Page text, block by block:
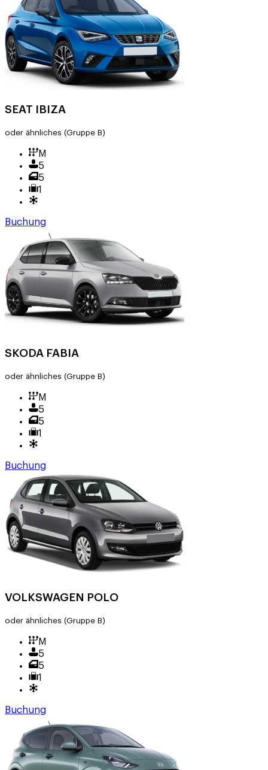
SEAT IBIZA
oder ähnliches (Gruppe B)
M
5
5
1
Buchung
SKODA FABIA
oder ähnliches (Gruppe B)
M
5
5
1
Buchung
VOLKSWAGEN POLO
oder ähnliches (Gruppe B)
M
5
5
1
Buchung